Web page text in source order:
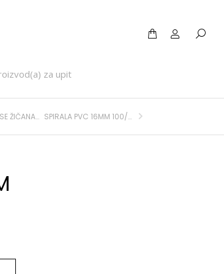
za upit
POLICA ZA SPISE ŽIČANA 3/1 TRODJELNA CRNA FORNAX SPIRALA PVC 16MM 100/1 BIJELA FORNAX